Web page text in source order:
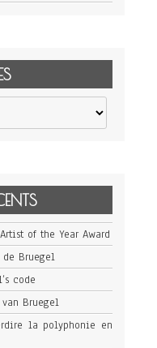
of the Year Award
Bruegel
code
Bruegel
la polyphonie en